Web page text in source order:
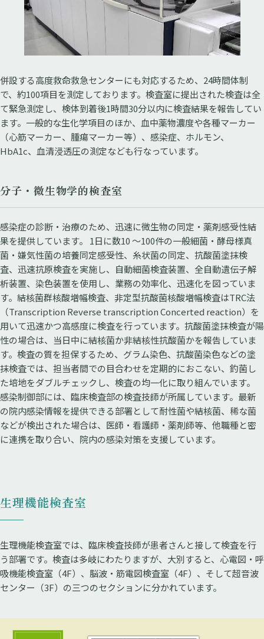
併設する高度救命救急センターにも対応するため、24時間体制
で、約100項目を測定しております。検査室に提出された検査は全
て緊急測定し、検体到着後1時間30分以内に検査結果を報告してい
ます。一般的な生化学項目のほか、血中薬物濃度や各種マーカー
（心筋マーカー、腫瘍マーカー等）、感染症、ホルモン、
HbA1c、血清浸透圧の測定なども行なっています。
分子・微生物学的検査室
感染症の診断・治療のため、迅速に微生物の同定・薬剤感受性結
果を提供しています。 1日に数10 ～100件の一般細菌・酵母様真
菌・嫌気性菌の培養同定感受性、糸状菌の同定、抗酸菌塗抹検
査、迅速抗原検査を実施し、自動細菌検査装置、全自動遺伝子解
析装置、染色装置を使用し、業務の効率化、迅速化を図っていま
す。結核菌群核酸増幅検査、非定型抗酸菌核酸増幅検査はTRC法
（Transcription Reverse transcription Concerted reaction）を
用いて迅速かつ高感度に検査を行っています。抗酸菌塗抹検査が陽
性の場合は、当日中に結核菌か非結核性抗酸菌かを報告していま
す。検査の質を担保するため、グラム染色、抗酸菌染色などの塗
抹検査では、担当者間での目合わせを定期的におこない、釣菌し
た培地をダブルチェックし、検査の均一化に取り組んでいます。
感染制御部には、臨床検査部の検査技師が所属しています。最新
の院内感染情報を提供できる部署として耐性菌や結核菌、稀な菌
などが検出された場合は、医師・看護師・薬剤師等、他職種と密
に連携を取り合い、院内の感染対策を支援しています。
生理機能検査室
生理機能検査室では、臨床検査技師が患者さんと接して検査を行
う部署です。検査は多岐にわたりますが、大別すると、心電図・呼
吸機能検査室（4F）、脳波・筋電図検査室（4F）、そして超音波
センター（3F）の三つのセクションに分かれています。